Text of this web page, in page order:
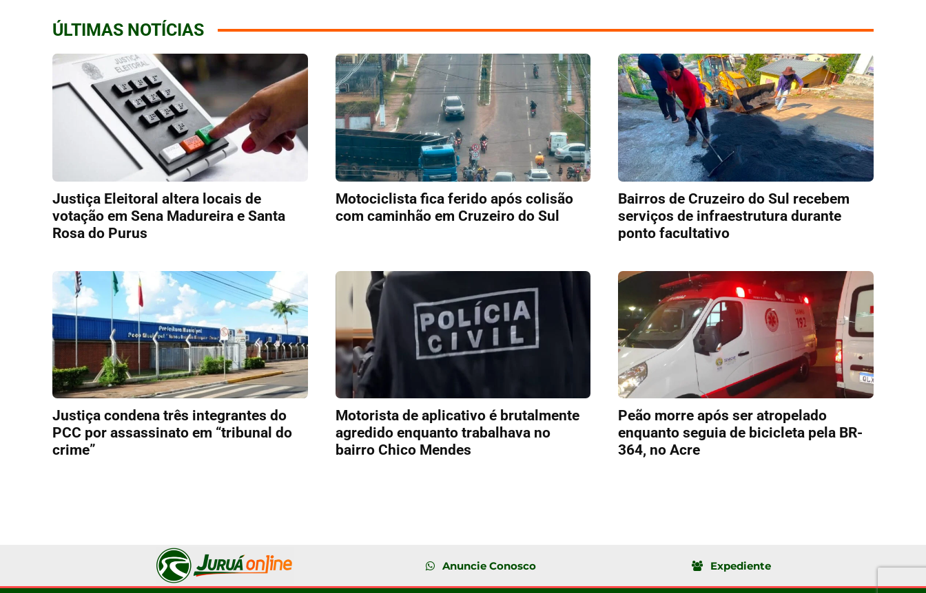
ÚLTIMAS NOTÍCIAS
Justiça Eleitoral altera locais de
votação em Sena Madureira e Santa
Rosa do Purus
Motociclista fica ferido após colisão
com caminhão em Cruzeiro do Sul
Bairros de Cruzeiro do Sul recebem
serviços de infraestrutura durante
ponto facultativo
Justiça condena três integrantes do
PCC por assassinato em “tribunal do
crime”
Motorista de aplicativo é brutalmente
agredido enquanto trabalhava no
bairro Chico Mendes
Peão morre após ser atropelado
enquanto seguia de bicicleta pela BR-
364, no Acre
Anuncie Conosco Expediente